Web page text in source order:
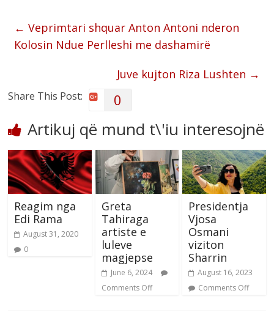
← Veprimtari shquar Anton Antoni nderon
Kolosin Ndue Perlleshi me dashamirë
Juve kujton Riza Lushten →
Share This Post: 0
Artikuj që mund t\'iu interesojnë
Reagim nga
Edi Rama
August 31, 2020
0
Greta
Tahiraga
artiste e
luleve
magjepse
June 6, 2024
Comments Off
Presidentja
Vjosa
Osmani
viziton
Sharrin
August 16, 2023
Comments Off